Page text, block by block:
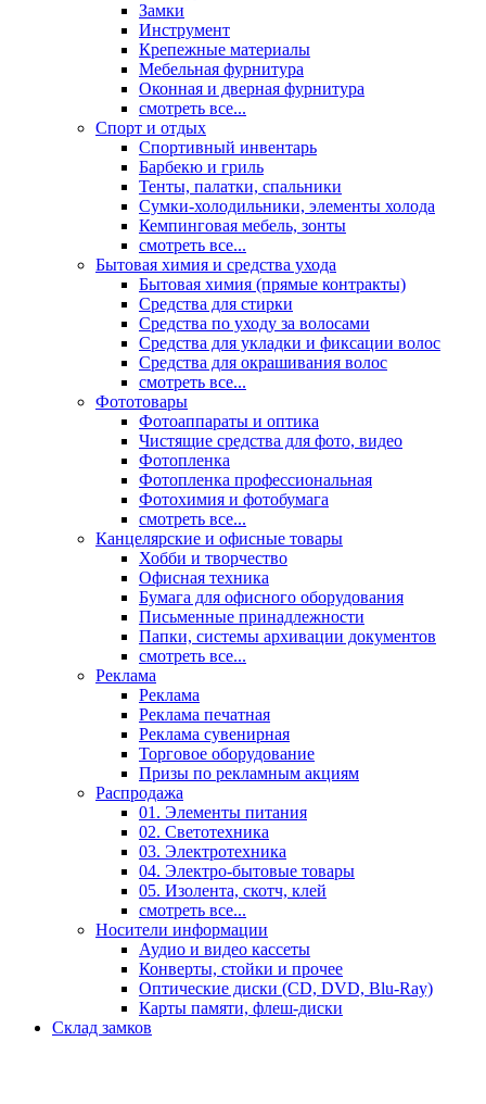
Замки
Инструмент
Крепежные материалы
Мебельная фурнитура
Оконная и дверная фурнитура
смотреть все...
Спорт и отдых
Спортивный инвентарь
Барбекю и гриль
Тенты, палатки, спальники
Сумки-холодильники, элементы холода
Кемпинговая мебель, зонты
смотреть все...
Бытовая химия и средства ухода
Бытовая химия (прямые контракты)
Средства для стирки
Средства по уходу за волосами
Средства для укладки и фиксации волос
Средства для окрашивания волос
смотреть все...
Фототовары
Фотоаппараты и оптика
Чистящие средства для фото, видео
Фотопленка
Фотопленка профессиональная
Фотохимия и фотобумага
смотреть все...
Канцелярские и офисные товары
Хобби и творчество
Офисная техника
Бумага для офисного оборудования
Письменные принадлежности
Папки, системы архивации документов
смотреть все...
Реклама
Реклама
Реклама печатная
Реклама сувенирная
Торговое оборудование
Призы по рекламным акциям
Распродажа
01. Элементы питания
02. Светотехника
03. Электротехника
04. Электро-бытовые товары
05. Изолента, скотч, клей
смотреть все...
Носители информации
Аудио и видео кассеты
Конверты, стойки и прочее
Оптические диски (CD, DVD, Blu-Ray)
Карты памяти, флеш-диски
Склад замков